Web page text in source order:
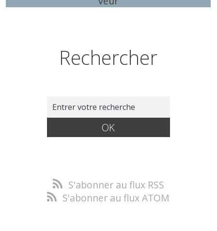
Rechercher
S'abonner au flux RSS
S'abonner au flux ATOM